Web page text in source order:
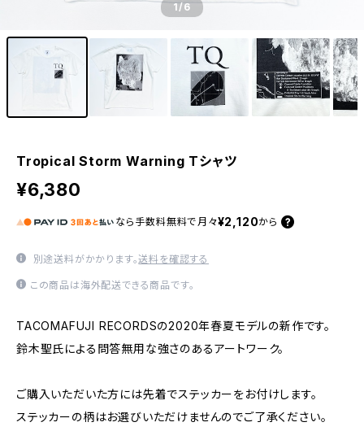
1/6
Tropical Storm Warning Tシャツ
¥6,380
なら 手数料無料で 月々¥2,120から
別途送料がかかります。送料を確認する
この商品は海外配送できる商品です。
TACOMAFUJI RECORDSの2020年春夏モデルの新作です。
鈴木聖氏による問答無用な強さのあるアートワーク。
ご購入いただいた方には先着でステッカーをお付けします。
ステッカーの柄はお選びいただけませんのでご了承ください。